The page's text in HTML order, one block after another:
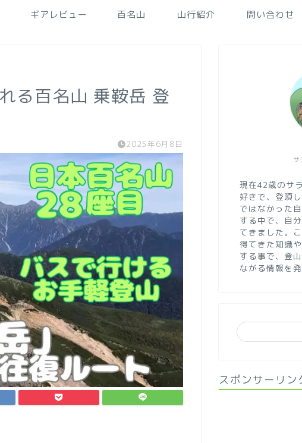
ギアレビュー 百名山 山行紹介 問い合わせ
る百名山 乗鞍岳 登
2025年6月8日
サ
現在42歳のサ
好きで、登頂
ではなかった
する中で、自
てきました。
得てきた知識
する事で、登
ながる情報を
スポンサーリン